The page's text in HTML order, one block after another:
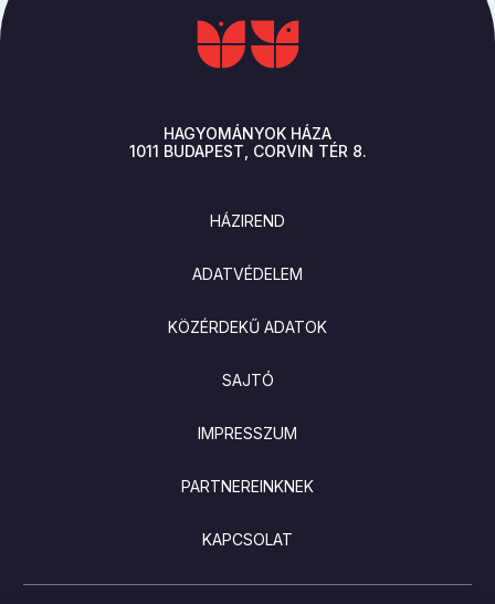
HAGYOMÁNYOK HÁZA
1011 BUDAPEST CORVIN TÉR 8.
HÁZIREND
ADATVÉDELEM
KÖZÉRDEKŰ ADATOK
SAJTÓ
IMPRESSZUM
PARTNEREINKNEK
KAPCSOLAT